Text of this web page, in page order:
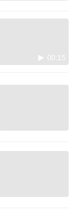
00:15